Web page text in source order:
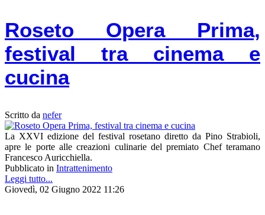
Roseto Opera Prima,
festival tra cinema e
cucina
Scritto da nefer
La XXVI edizione del festival rosetano diretto da Pino Strabioli,
apre le porte alle creazioni culinarie del premiato Chef teramano
Francesco Auricchiella.
Pubblicato in Intrattenimento
Leggi tutto...
Giovedì, 02 Giugno 2022 11:26